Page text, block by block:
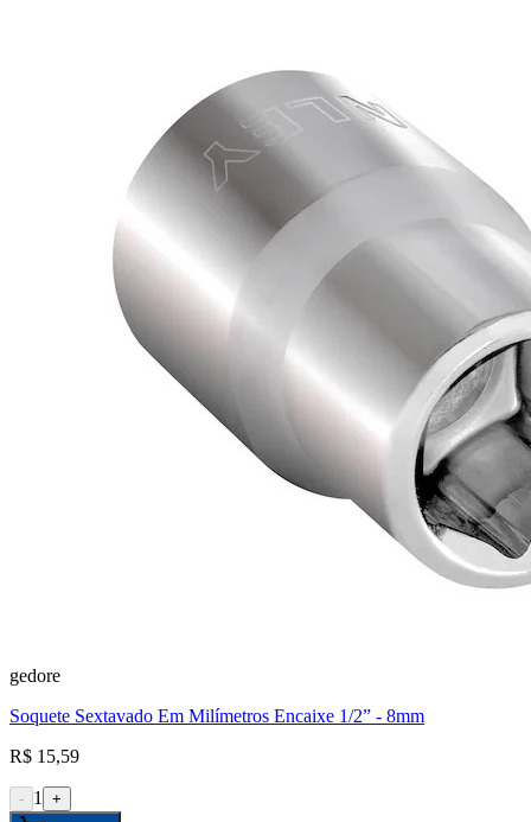
gedore
Soquete Sextavado Em Milímetros Encaixe 1/2” - 8mm
R$ 15,59
- 1 +